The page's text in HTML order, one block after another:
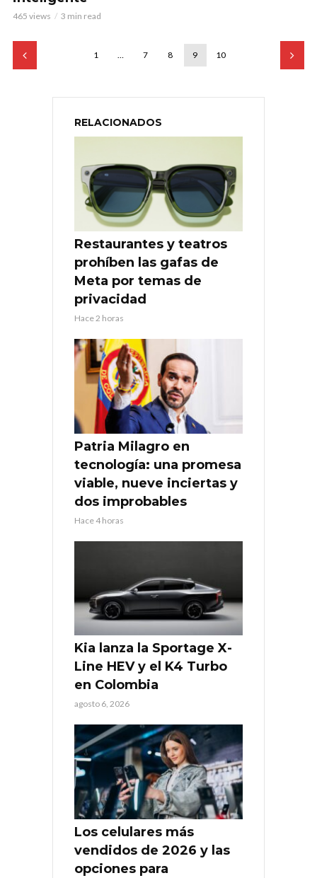
465 views 3 min read
1 … 7 8 9 10
RELACIONADOS
Restaurantes y teatros
prohíben las gafas de
Meta por temas de
privacidad
Hace 2 horas
Patria Milagro en
tecnología: una promesa
viable, nueve inciertas y
dos improbables
Hace 4 horas
Kia lanza la Sportage X-
Line HEV y el K4 Turbo
en Colombia
agosto 6, 2026
Los celulares más
vendidos de 2026 y las
opciones para